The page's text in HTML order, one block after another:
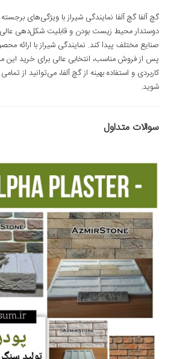
گچ آلفا گچ آلفا نمایندگی شیراز با ویژگی‌های برجسته
دوستدار محیط زیست بودن و قابلیت شکل‌دهی عالی،
صنایع مختلف پیدا کند. نمایندگی شیراز با ارائه
پس از فروش مناسب، انتخابی عالی برای خرید
کاربردی و استفاده بهینه از گچ آلفا، می‌توانید از
شوید.
سوالات متداول